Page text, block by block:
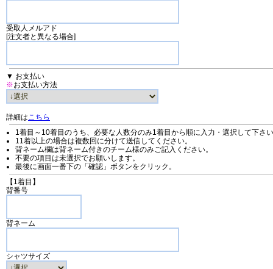
受取人メルアド
[注文者と異なる場合]
▼ お支払い
※お支払い方法
詳細はこちら
1着目～10着目のうち、必要な人数分のみ1着目から順に入力・選択して下さ
11着以上の場合は複数回に分けて送信してください。
背ネーム欄は背ネーム付きのチーム様のみご記入ください。
不要の項目は未選択でお願いします。
最後に画面一番下の「確認」ボタンをクリック。
【1着目】
背番号
背ネーム
シャツサイズ